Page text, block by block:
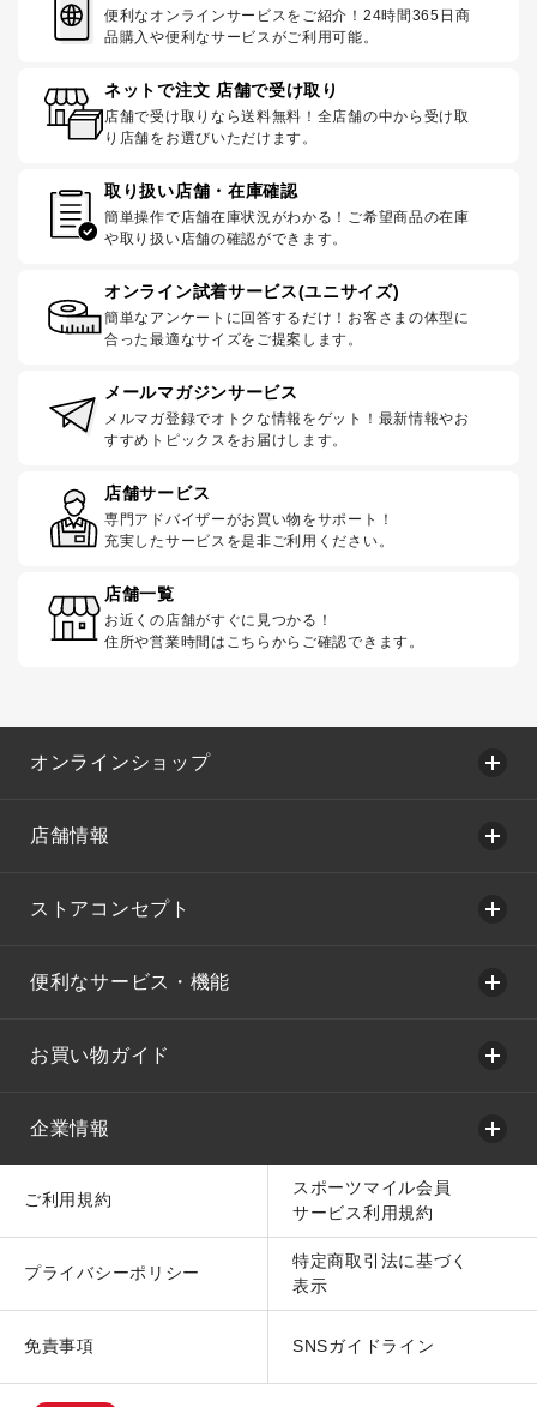
便利なオンラインサービスをご紹介！24時間365日商
品購入や便利なサービスがご利用可能。
ネットで注文 店舗で受け取り
店舗で受け取りなら送料無料！全店舗の中から受け取
り店舗をお選びいただけます。
取り扱い店舗・在庫確認
簡単操作で店舗在庫状況がわかる！ご希望商品の在庫
や取り扱い店舗の確認ができます。
オンライン試着サービス(ユニサイズ)
簡単なアンケートに回答するだけ！お客さまの体型に
合った最適なサイズをご提案します。
メールマガジンサービス
メルマガ登録でオトクな情報をゲット！最新情報やお
すすめトピックスをお届けします。
店舗サービス
専門アドバイザーがお買い物をサポート！
充実したサービスを是非ご利用ください。
店舗一覧
お近くの店舗がすぐに見つかる！
住所や営業時間はこちらからご確認できます。
オンラインショップ
店舗情報
ストアコンセプト
便利なサービス・機能
お買い物ガイド
企業情報
ご利用規約
スポーツマイル会員
サービス利用規約
プライバシーポリシー
特定商取引法に基づく
表示
免責事項 SNSガイドライン